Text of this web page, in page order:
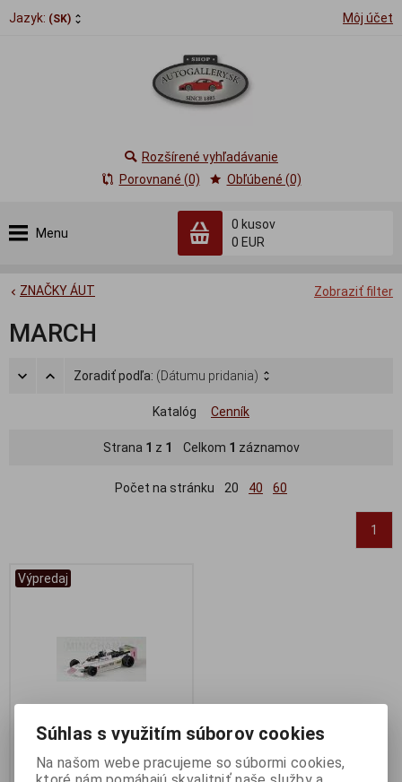
Jazyk: (SK) Môj účet
Menu
0 kusov
0 EUR
Rozšírené vyhľadávanie
Porovnané (0)
Obľúbené (0)
Zobraziť filter
ZNAČKY ÁUT
MARCH
Zoradiť podľa: (Dátumu pridania)
Katalóg Cenník
Strana 1 z 1 Celkom 1 záznamov
Počet na stránku 20 40 60
1
Výpredaj
1:43 MARCH 792 NIPPON F2
Súhlas s využitím súborov cookies
Na našom webe pracujeme so súbormi cookies,